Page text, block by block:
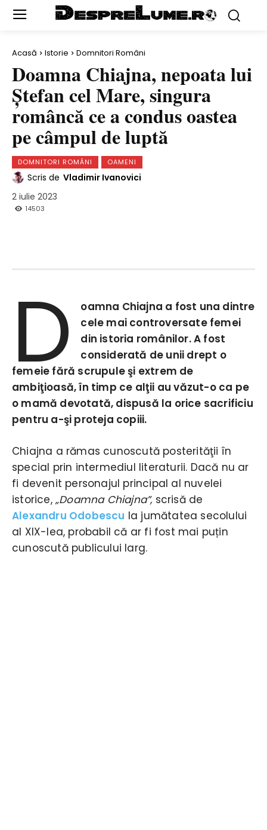
Acasă Istorie Domnitori Români
Doamna Chiajna, nepoata lui
Ştefan cel Mare, singura
româncă ce a condus oastea
pe câmpul de luptă
DOMNITORI ROMÂNI OAMENI
Scris de Vladimir Ivanovici
2 iulie 2023
14503
D
oamna Chiajna a fost una dintre
cele mai controversate femei
din istoria românilor. A fost
considerată de unii drept o
femeie fără scrupule şi extrem de
ambiţioasă, în timp ce alţii au văzut-o ca pe
o mamă devotată, dispusă la orice sacrificiu
pentru a-şi proteja copiii.
Chiajna a rămas cunoscută posterităţii în
special prin intermediul literaturii. Dacă nu ar
fi devenit personajul principal al nuvelei
istorice, „Doamna Chiajna”, scrisă de
Alexandru Odobescu la jumătatea secolului
al XIX-lea, probabil că ar fi fost mai puțin
cunoscută publicului larg.